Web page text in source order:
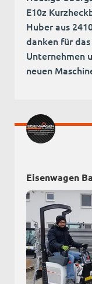
E10z
Huber aus
danken für
Unternehmen
neuen
Eisenwagen